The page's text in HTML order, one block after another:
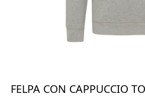
FELPA CON CAPPUCCIO